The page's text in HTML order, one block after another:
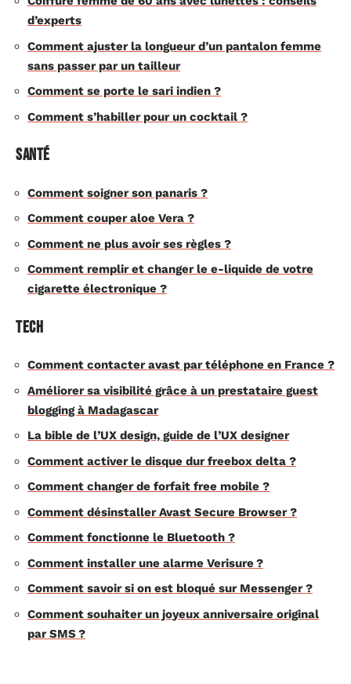
d’experts
Comment ajuster la longueur d’un pantalon femme
sans passer par un tailleur
Comment se porte le sari indien ?
Comment s’habiller pour un cocktail ?
Santé
Comment soigner son panaris ?
Comment couper aloe Vera ?
Comment ne plus avoir ses règles ?
Comment remplir et changer le e-liquide de votre
cigarette électronique ?
Tech
Comment contacter avast par téléphone en France ?
Améliorer sa visibilité grâce à un prestataire guest
blogging à Madagascar
La bible de l’UX design, guide de l’UX designer
Comment activer le disque dur freebox delta ?
Comment changer de forfait free mobile ?
Comment désinstaller Avast Secure Browser ?
Comment fonctionne le Bluetooth ?
Comment installer une alarme Verisure ?
Comment savoir si on est bloqué sur Messenger ?
Comment souhaiter un joyeux anniversaire original
par SMS ?